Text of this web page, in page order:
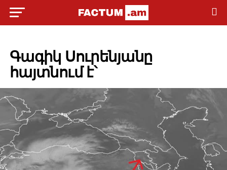
Գագիկ Սուրենյանը
հայտնում է՝